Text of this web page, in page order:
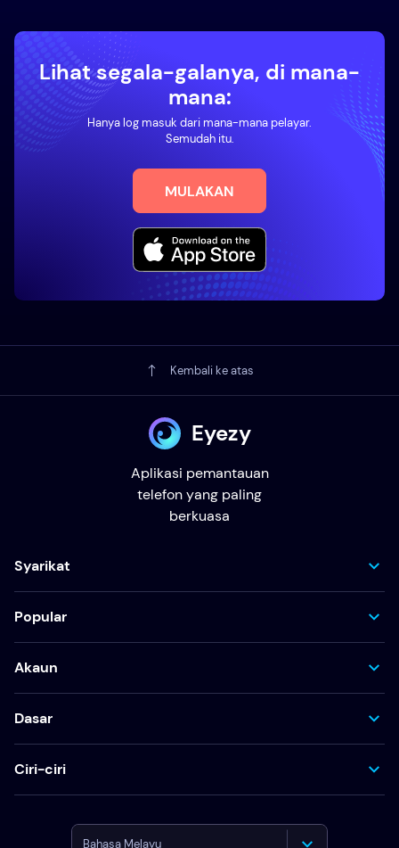
Lihat segala-galanya, di mana-
mana:
Hanya log masuk dari mana-mana pelayar.
Semudah itu.
MULAKAN
Kembali ke atas
Eyezy
Aplikasi pemantauan
telefon yang paling
berkuasa
Syarikat
Popular
Akaun
Dasar
Ciri-ciri
Bahasa Melayu